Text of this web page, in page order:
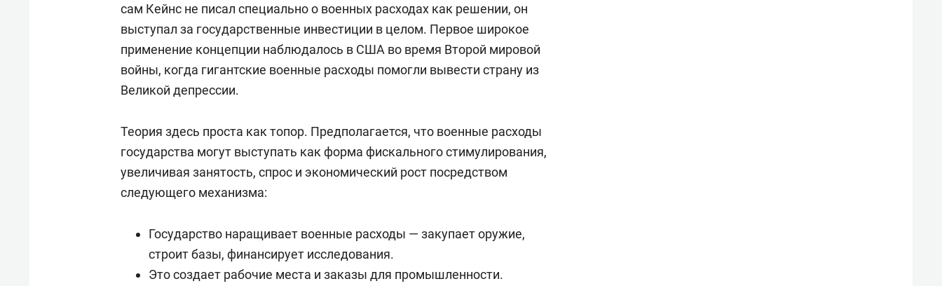
сам Кейнс не писал специально о военных расходах как решении, он
выступал за государственные инвестиции в целом. Первое широкое
применение концепции наблюдалось в США во время Второй мировой
войны, когда гигантские военные расходы помогли вывести страну из
Великой депрессии.
Теория здесь проста как топор. Предполагается, что военные расходы
государства могут выступать как форма фискального стимулирования,
увеличивая занятость, спрос и экономический рост посредством
следующего механизма:
Государство наращивает военные расходы — закупает оружие,
строит базы, финансирует исследования.
Это создает рабочие места и заказы для промышленности.